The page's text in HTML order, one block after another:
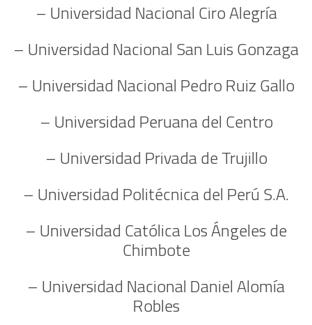
– Universidad Nacional Ciro Alegría
– Universidad Nacional San Luis Gonzaga
– Universidad Nacional Pedro Ruiz Gallo
– Universidad Peruana del Centro
– Universidad Privada de Trujillo
– Universidad Politécnica del Perú S.A.
– Universidad Católica Los Ángeles de
Chimbote
– Universidad Nacional Daniel Alomía
Robles